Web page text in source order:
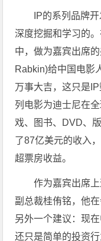
IP的系列品牌
深度挖掘和学习的
中，做为嘉宾出席
Rabkin)给中国电影
万事大吉，这只是
列电影为迪士尼在
戏、图书、DVD、
了87亿美元的收入
超票房收益。
作为嘉宾出席
副总裁桂侑铭，他
另外一个建议：现
还只是简单的投资